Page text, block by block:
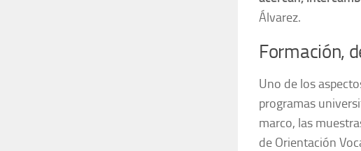
Álvarez.
Formación,
Uno de los
programas
marco, las
de Orientación